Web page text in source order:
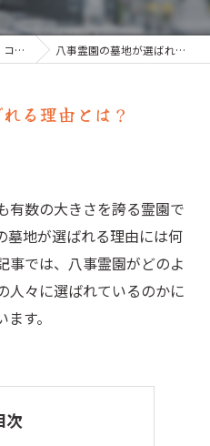
コラム 八事霊園の墓地が選ばれる理由とは？
る理由とは？
有数の大きさを誇る霊園で
墓地が選ばれる理由には何
事では、八事霊園がどのよ
人々に選ばれているのかに
す。
次